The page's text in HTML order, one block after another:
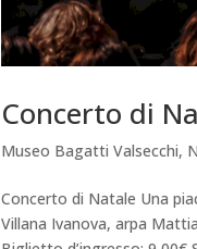
Concerto di
Museo Bagatti Valsecchi,
Concerto di Natale Una
Villana Ivanova, arpa